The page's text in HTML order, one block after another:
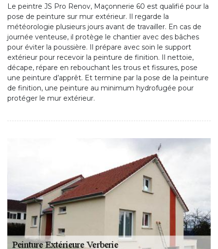
Le peintre JS Pro Renov, Maçonnerie 60 est qualifié pour la
pose de peinture sur mur extérieur. Il regarde la
météorologie plusieurs jours avant de travailler. En cas de
journée venteuse, il protège le chantier avec des bâches
pour éviter la poussière. Il prépare avec soin le support
extérieur pour recevoir la peinture de finition. Il nettoie,
décape, répare en rebouchant les trous et fissures, pose
une peinture d’apprêt. Et termine par la pose de la peinture
de finition, une peinture au minimum hydrofugée pour
protéger le mur extérieur.